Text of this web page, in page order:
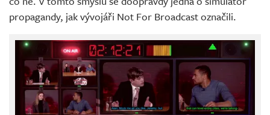
propagandy, jak vývojáři Not For Broadcast označili.